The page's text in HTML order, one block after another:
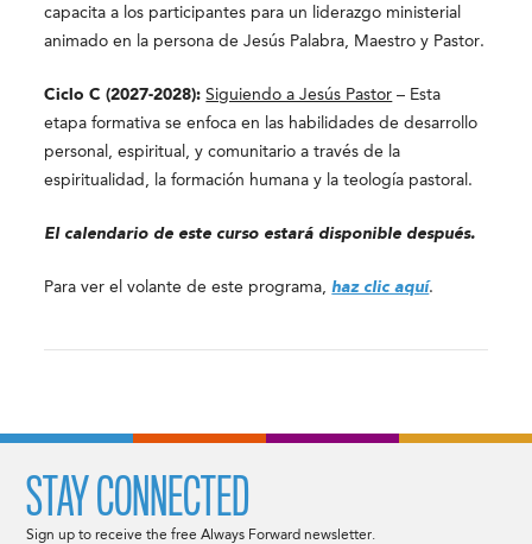
capacita a los participantes para un liderazgo ministerial
animado en la persona de Jesús Palabra, Maestro y Pastor.
Ciclo C (2027-2028):Siguiendo a Jesús Pastor – Esta
etapa formativa se enfoca en las habilidades de desarrollo
personal, espiritual, y comunitario a través de la
espiritualidad, la formación humana y la teología pastoral.
El calendario de este curso estará disponible después.
Para ver el volante de este programa, haz clic aquí.
STAY CONNECTED
Sign up to receive the free Always Forward newsletter.